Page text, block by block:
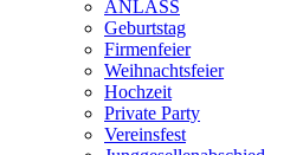
ANLASS
Geburtstag
Firmenfeier
Weihnachtsfeier
Hochzeit
Private Party
Vereinsfest